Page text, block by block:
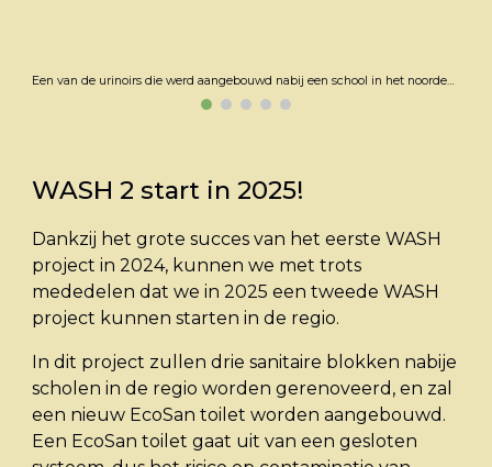
Een van de urinoirs die werd aangebouwd nabij een school in het noorden van Ghana.
WASH 2 start in 2025!
Dankzij het grote succes van het eerste WASH
project in 2024, kunnen we met trots
mededelen dat we in 2025 een tweede WASH
project kunnen starten in de regio.
In dit project zullen drie sanitaire blokken nabije
scholen in de regio worden gerenoveerd, en zal
een nieuw EcoSan toilet worden aangebouwd.
Een EcoSan toilet gaat uit van een gesloten